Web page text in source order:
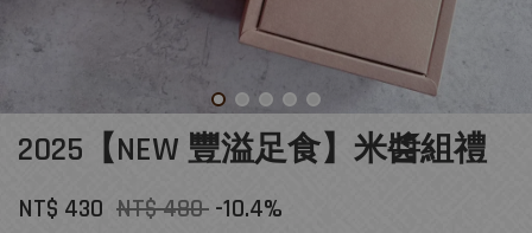
2025【NEW 豐溢足食】米醬組禮
NT$ 430 NT$ 480 -10.4%